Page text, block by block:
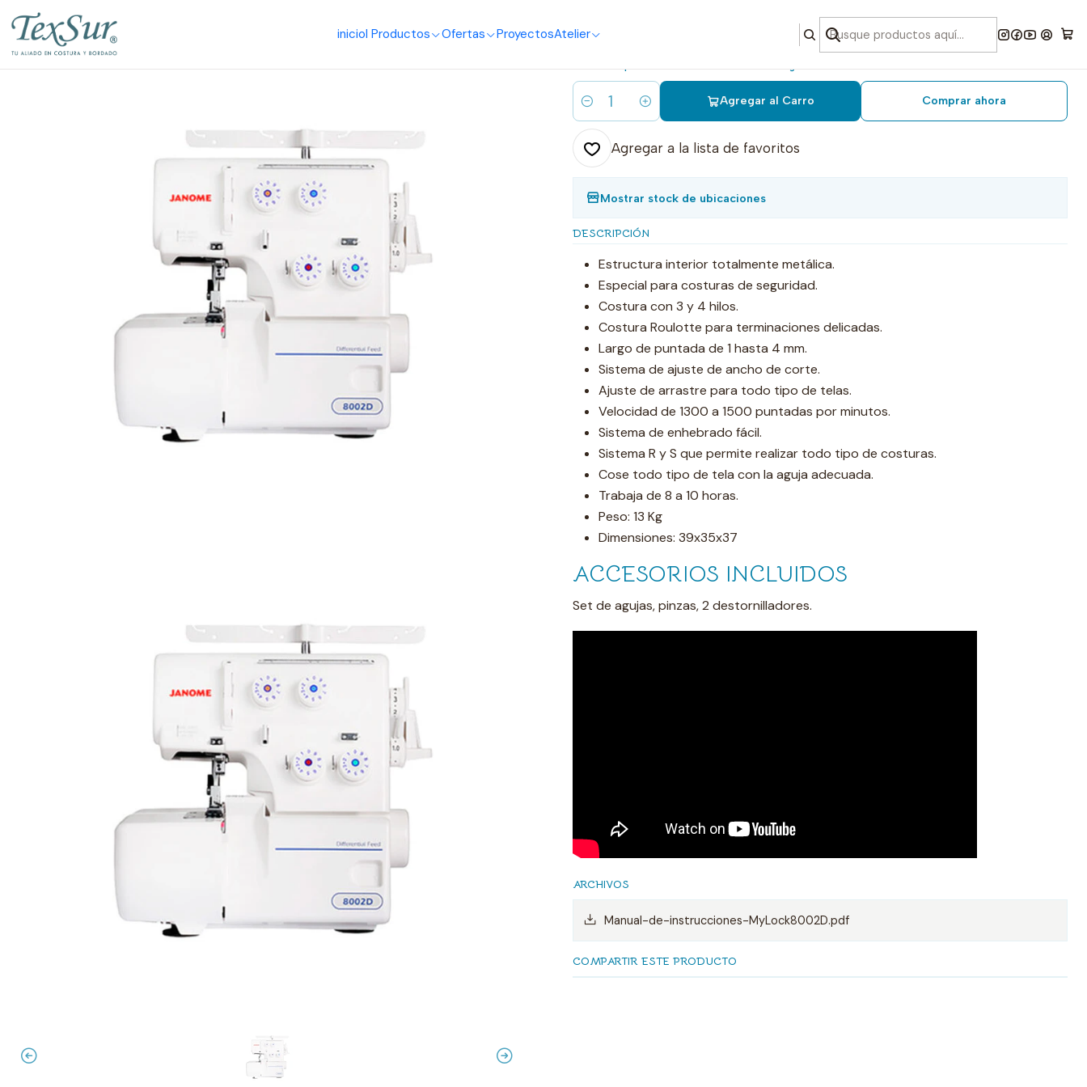
inicioI Productos Ofertas ProyectosAtelier
|
Máquina overlock janome 8002d
Cantidad
Agregar al Carro Comprar ahora
Agregar a la lista de favoritos
Mostrar stock de ubicaciones
DESCRIPCIÓN
Estructura interior totalmente metálica.
Especial para costuras de seguridad.
Costura con 3 y 4 hilos.
Costura Roulotte para terminaciones delicadas.
Largo de puntada de 1 hasta 4 mm.
Sistema de ajuste de ancho de corte.
Ajuste de arrastre para todo tipo de telas.
Velocidad de 1300 a 1500 puntadas por minutos.
Sistema de enhebrado fácil.
Sistema R y S que permite realizar todo tipo de costuras.
Cose todo tipo de tela con la aguja adecuada.
Trabaja de 8 a 10 horas.
Peso: 13 Kg
Dimensiones: 39x35x37
ACCESORIOS INCLUIDOS
Set de agujas, pinzas, 2 destornilladores.
ARCHIVOS
Manual-de-instrucciones-MyLock8002D.pdf
COMPARTIR ESTE PRODUCTO